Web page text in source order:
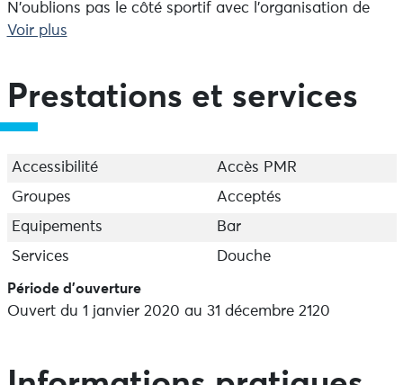
N'oublions pas le côté sportif avec l'organisation de
cours d'aquagym pendant les vacances et la location
Important : le port du bonnet de bain est obligatoire.
Ouvert tous les jours sauf le 25/12 et le 01/01. 2
septembre).
Voir plus
Prestations et services
Accessibilité
Accès PMR
Groupes
Acceptés
Equipements
Bar
Services
Douche
Période d'ouverture
Ouvert du 1 janvier 2020 au 31 décembre 2120